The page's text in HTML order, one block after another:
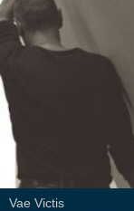
Vae Victis